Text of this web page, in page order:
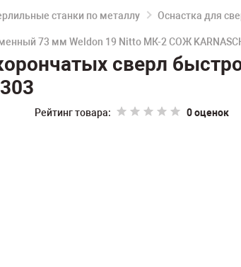
станки по металлу Оснастка для
73 мм Weldon 19 Nitto МК-2 СОЖ
сверл
Рейтинг товара: 0 оценок